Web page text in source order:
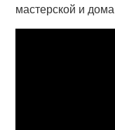
мастерской и дома